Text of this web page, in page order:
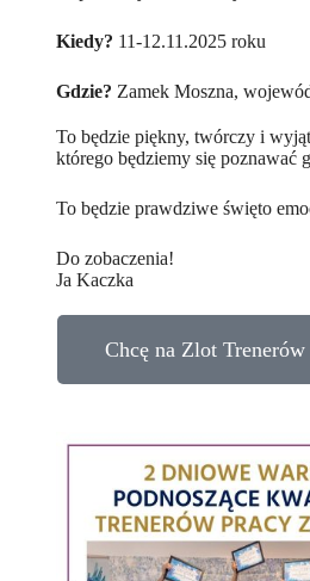
Kiedy? 11-12.11.2025 roku
Gdzie? Zamek Moszna,
To będzie piękny, twórczy i
którego będziemy się poznawać
To będzie prawdziwe święto
Do zobaczenia!
Ja Kaczka
Chcę na Zlot